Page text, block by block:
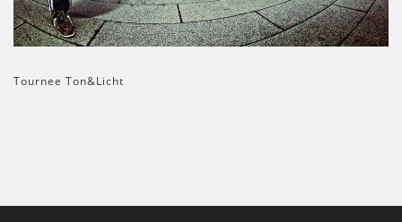
Tournee Ton&Licht